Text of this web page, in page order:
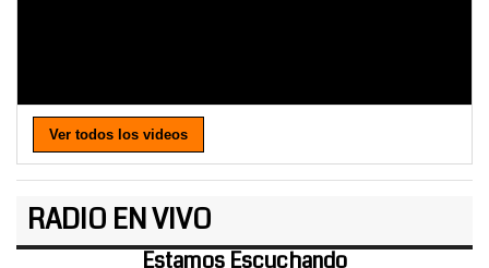
Ver todos los videos
RADIO EN VIVO
Estamos Escuchando